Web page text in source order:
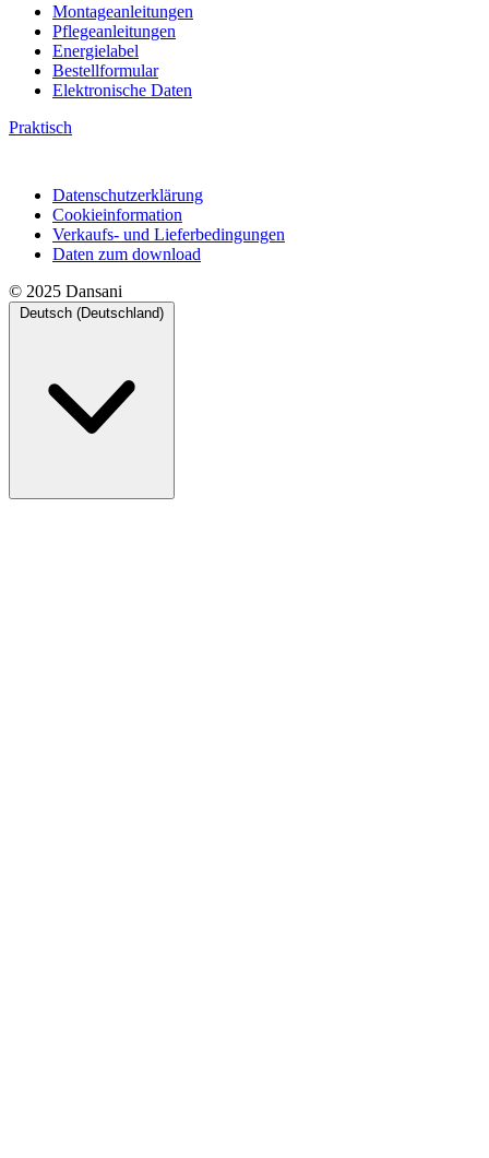
Montageanleitungen
Pflegeanleitungen
Energielabel
Bestellformular
Elektronische Daten
Praktisch
Datenschutzerklärung
Cookieinformation
Verkaufs- und Lieferbedingungen
Daten zum download
© 2025 Dansani
Deutsch (Deutschland)